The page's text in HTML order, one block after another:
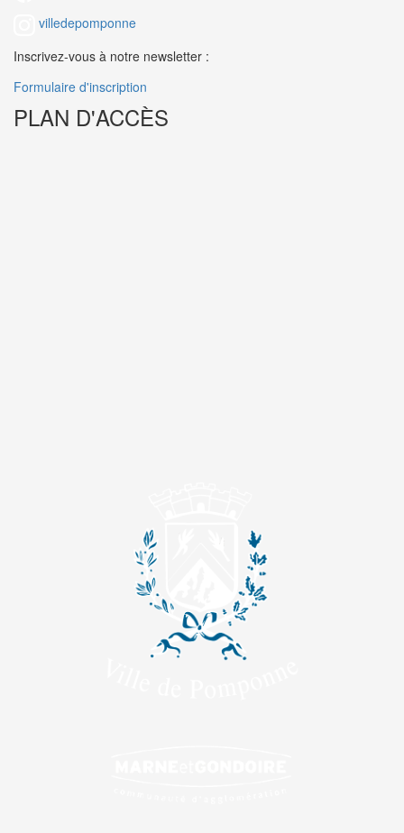
villedepomponne
Inscrivez-vous à notre newsletter :
Formulaire d'inscription
PLAN D'ACCÈS